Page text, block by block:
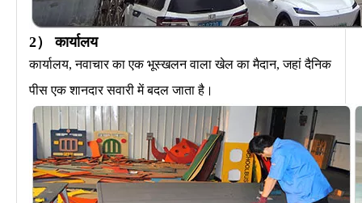
2） कार्यालय
कार्यालय, नवाचार का एक भूस्खलन वाला खेल का मैदान, जहां दैनिक
पीस एक शानदार सवारी में बदल जाता है।